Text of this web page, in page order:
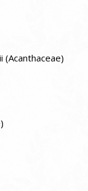
(Acanthaceae)